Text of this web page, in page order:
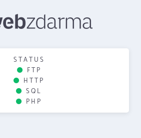
STATUS
FTP
HTTP
SQL
PHP